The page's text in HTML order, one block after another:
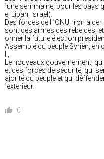
´une semmaine, pour les pays
e, Liban, Israel).
Des forces de l ´ONU, iron
sont des armes des rebeldes,
onner la future élection
Assemblé du peuple Syrien, en
Le nouveaux gouvernement,
et des forces de sécurité, qui
ajorité du peuple et qui
´exterieur.
0